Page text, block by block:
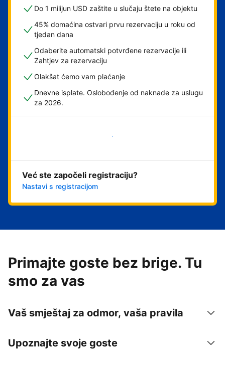
Do 1 milijun USD zaštite u slučaju štete na objektu
45% domaćina ostvari prvu rezervaciju u roku od
tjedan dana
Odaberite automatski potvrđene rezervacije ili
Zahtjev za rezervaciju
Olakšat ćemo vam plaćanje
Dnevne isplate. Oslobođenje od naknade za uslugu
za 2026.
Započni odmah
Već ste započeli registraciju?
Nastavi s registracijom
Primajte goste bez brige. Tu
smo za vas
Vaš smještaj za odmor, vaša pravila
Upoznajte svoje goste